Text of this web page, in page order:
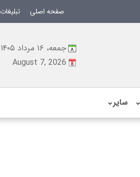
صفحه اصلی تبلیغات
جمعه، ۱۶ مرداد ۱۴۰۵
August 7, 2026
⌄ سایر⌄